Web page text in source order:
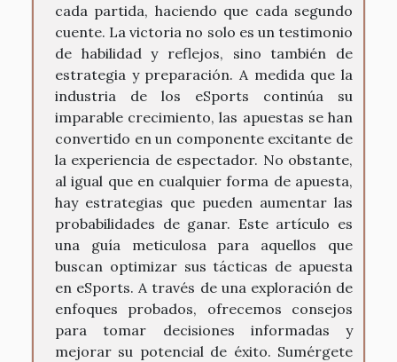
cada partida, haciendo que cada segundo
cuente. La victoria no solo es un testimonio
de habilidad y reflejos, sino también de
estrategia y preparación. A medida que la
industria de los eSports continúa su
imparable crecimiento, las apuestas se han
convertido en un componente excitante de
la experiencia de espectador. No obstante,
al igual que en cualquier forma de apuesta,
hay estrategias que pueden aumentar las
probabilidades de ganar. Este artículo es
una guía meticulosa para aquellos que
buscan optimizar sus tácticas de apuesta
en eSports. A través de una exploración de
enfoques probados, ofrecemos consejos
para tomar decisiones informadas y
mejorar su potencial de éxito. Sumérgete